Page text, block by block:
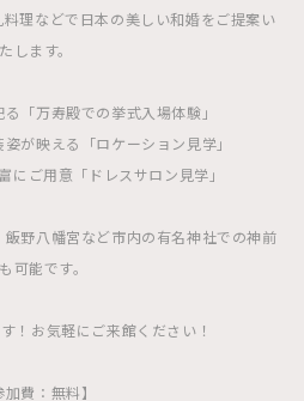
理などで日本の美しい和婚をご提案い
たします。
「万寿殿での挙式入場体験」
が映える「ロケーション見学」
ご用意「ドレスサロン見学」
野八幡宮など市内の有名神社での神前
可能です。
！お気軽にご来館ください！
加費：無料】